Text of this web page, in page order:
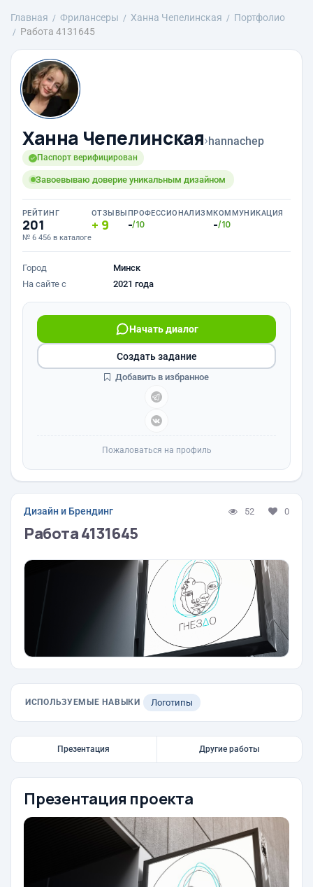
Главная Фрилансеры Ханна Чепелинская
Портфолио
Работа 4131645
Ханна Чепелинская›hannachep
Паспорт верифицирован
Завоевываю доверие уникальным дизайном
РЕЙТИНГ
201
№ 6 456 в каталоге
ОТЗЫВЫ
9
ПРОФЕССИОНАЛИЗМ
-/10
КОММУНИКАЦИЯ
-/10
Город
Минск
На сайте с
2021 года
Начать диалог
Создать задание
Добавить в избранное
Пожаловаться на профиль
Дизайн и Брендинг 52 0
Работа 4131645
ИСПОЛЬЗУЕМЫЕ НАВЫКИ Логотипы
Презентация Другие работы
Презентация проекта